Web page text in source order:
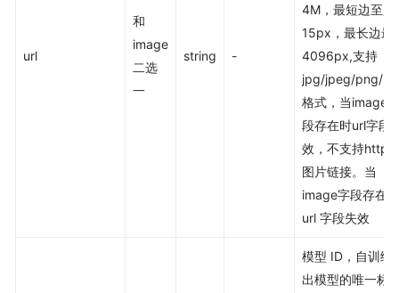
url
和
image
二选
一
string -
4M，最短边至少
15px，最长边最
4096px,支持
jpg/jpeg/png/
格式，当image字
段存在时url字段
效，不支持https
图片链接。当
image字段存在时
url 字段失效
模型 ID，自训练
出模型的唯一标